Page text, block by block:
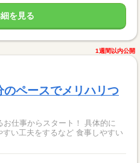
を見る
1週間以内公開
のペースでメリハリつ
からスタート！ 具体的に